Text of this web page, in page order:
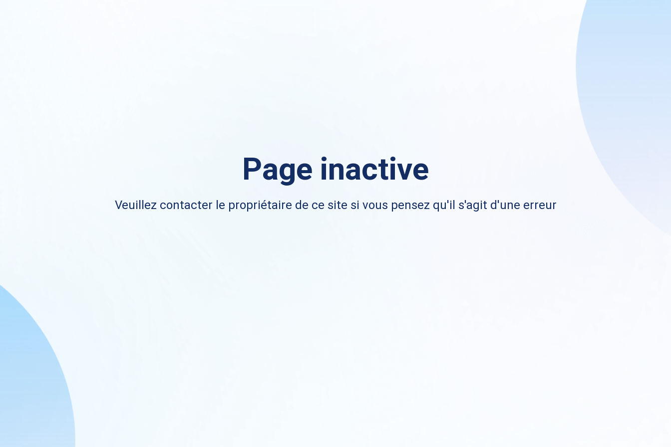
Page inactive
Veuillez contacter le propriétaire de ce site si vous pensez qu'il s'agit d'une erreur